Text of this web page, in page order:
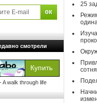
смотрели
A walk through life
25